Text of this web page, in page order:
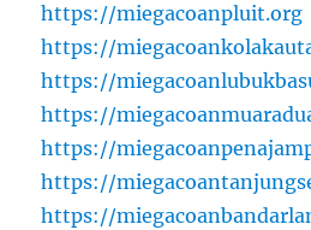
https://miegacoanpluit.org
https://
https://
https://
https://
https://
https://